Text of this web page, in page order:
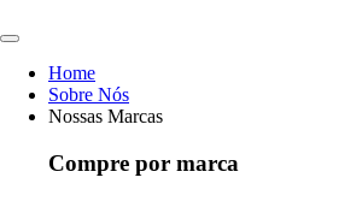
para
conteúdoHome
Sobre Nós
Nossas Marcas
Compre por marca